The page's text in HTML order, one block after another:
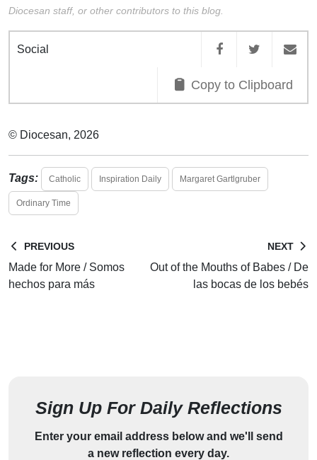
Diocesan staff, or other contributors to this blog.
Social
Copy to Clipboard
© Diocesan, 2026
Tags: Catholic Inspiration Daily Margaret Gartlgruber
Ordinary Time
PREVIOUS
Made for More / Somos
hechos para más
NEXT
Out of the Mouths of Babes / De
las bocas de los bebés
Sign Up For Daily Reflections
Enter your email address below and we'll send
a new reflection every day.